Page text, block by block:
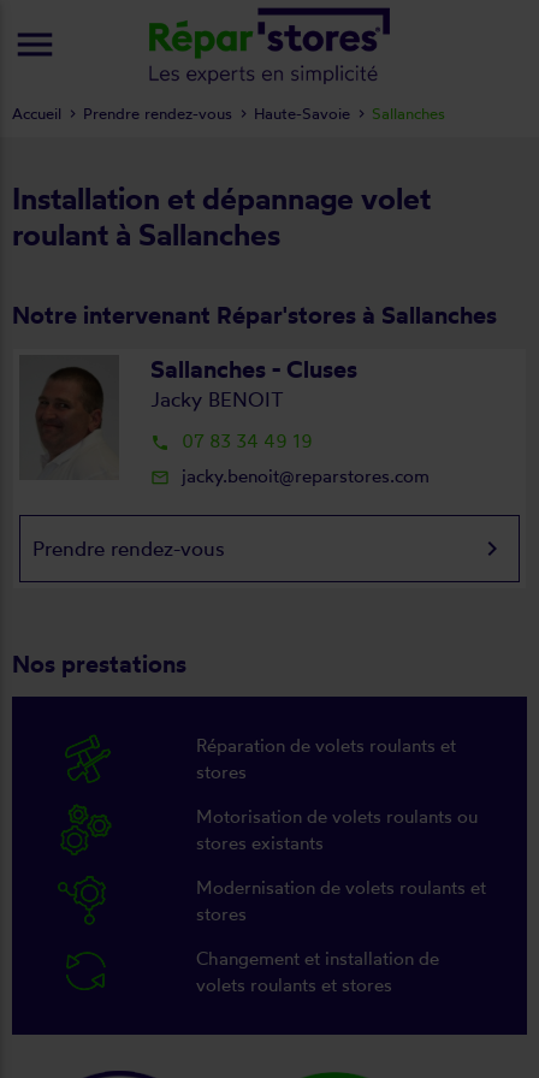
Installation et dépannage volet
roulant à Sallanches
Notre intervenant Répar'stores à Sallanches
Sallanches - Cluses
Jacky BENOIT
local_phone 07 83 34 49 19
mail_outline jacky.benoit@reparstores.com
Prendre rendez-vous keyboard_arrow_right
Nos prestations
Réparation de volets roulants et
stores
Motorisation de volets roulants ou
stores existants
Modernisation de volets roulants et
stores
Changement et installation de
volets roulants et stores
Accueil Prendre rendez-vous Haute-Savoie Sallanches
menu